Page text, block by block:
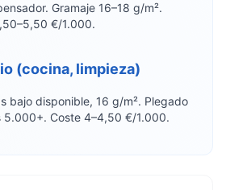
Gramaje 16–18 g/m².
€/1.000.
(cocina, limpieza)
bajo disponible, 16 g/m². Plegado
5.000+. Coste 4–4,50 €/1.000.